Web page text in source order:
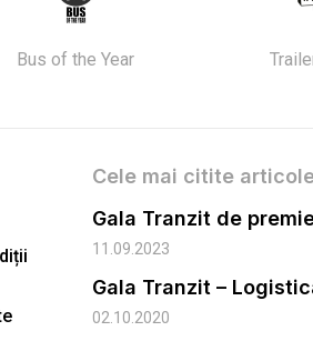
Bus of the Year
Cele mai citite
11.09.2023
Gala Tranzit –
02.10.2020